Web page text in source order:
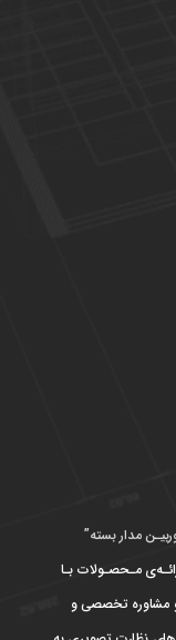
مدار بسته”
مـحصـولات بـا
و مشاوره تخصصی و